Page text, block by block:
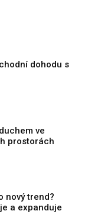
dohodu s
ve
prostorách
nový trend?
a expanduje